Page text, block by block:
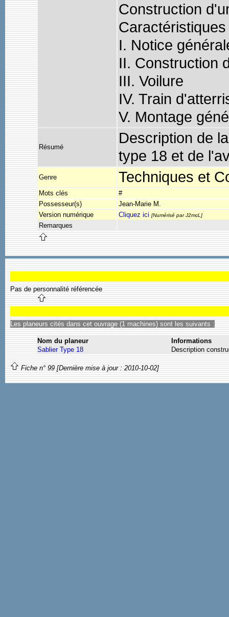
Construction
Caractéristiques
I. Notice
II. Construction
III. Voilure
IV. Train
V. Montage
Résumé
Description de
type 18 et de
Genre Techniques et
Mots clés
#
Possesseur(s)
Jean-Marie M.
Version numérique
Cliquez ici [Numérisé par J2mcL]
Remarques
Pas de personnalité référencée
Les planeurs cités dans cet ouvrage (1 machines) sont les suivants :
Nom du planeur
Informations
Sablier Type 18
Description
Fiche n° 99 [Dernière mise à jour : 2010-10-02]